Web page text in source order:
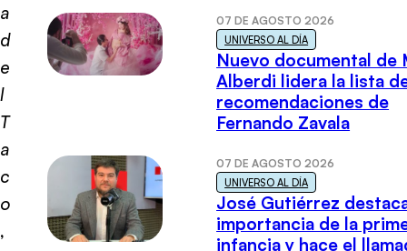
a
d
e
l
T
a
c
o
,
07 DE AGOSTO 2026
UNIVERSO AL DÍA
Nuevo documental de
Alberdi lidera la lista
recomendaciones de
Fernando Zavala
07 DE AGOSTO 2026
UNIVERSO AL DÍA
José Gutiérrez
importancia de la
infancia y hace el